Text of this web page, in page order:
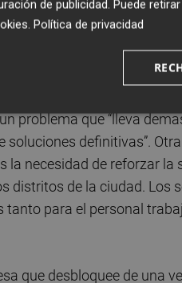
de la Banda Municipal de
problema que “lleva
definitivas”.
la necesidad de reforzar la
distritos de la ciudad. Los
para el personal
que desbloquee de una
de publicidad. Puede
. Política de privacidad